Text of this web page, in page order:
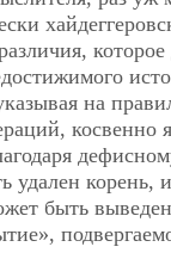
на
косвенно
удален корень,
быть